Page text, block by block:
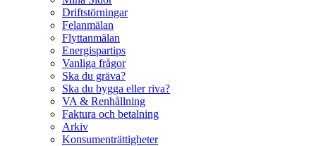
Driftstörningar
Felanmälan
Flyttanmälan
Energispartips
Vanliga frågor
Ska du gräva?
Ska du bygga eller riva?
VA & Renhållning
Faktura och betalning
Arkiv
Konsumenträttigheter